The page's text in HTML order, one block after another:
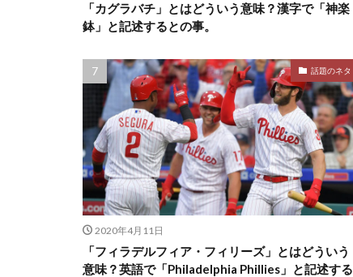
「カグラバチ」とはどういう意味？漢字で「神楽
鉢」と記述するとの事。
話題のネタ
2020年4月11日
「フィラデルフィア・フィリーズ」とはどういう
意味？英語で「Philadelphia Phillies」と記述する